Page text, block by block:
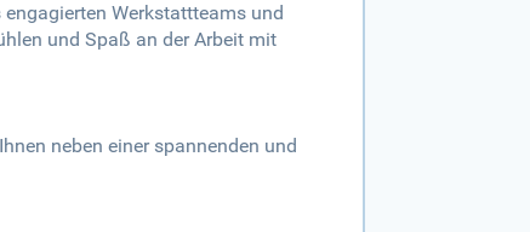
Werkstattteams und
und Spaß an der Arbeit mit
neben einer spannenden und